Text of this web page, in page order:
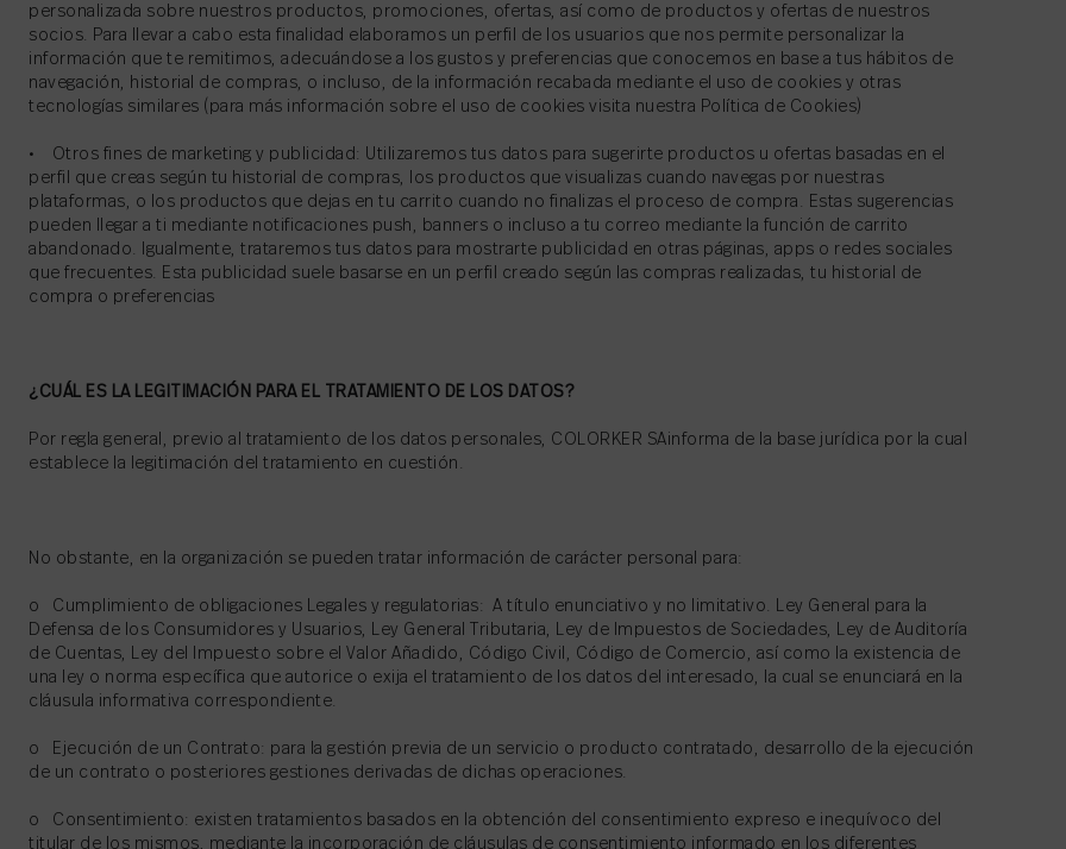
personalizada sobre nuestros productos, promociones, ofertas, así como de productos y ofertas de nuestros
socios. Para llevar a cabo esta finalidad elaboramos un perfil de los usuarios que nos permite personalizar la
información que te remitimos, adecuándose a los gustos y preferencias que conocemos en base a tus hábitos de
navegación, historial de compras, o incluso, de la información recabada mediante el uso de cookies y otras
tecnologías similares (para más información sobre el uso de cookies visita nuestra Política de Cookies)
• Otros fines de marketing y publicidad: Utilizaremos tus datos para sugerirte productos u ofertas basadas en el
perfil que creas según tu historial de compras, los productos que visualizas cuando navegas por nuestras
plataformas, o los productos que dejas en tu carrito cuando no finalizas el proceso de compra. Estas sugerencias
pueden llegar a ti mediante notificaciones push, banners o incluso a tu correo mediante la función de carrito
abandonado. Igualmente, trataremos tus datos para mostrarte publicidad en otras páginas, apps o redes sociales
que frecuentes. Esta publicidad suele basarse en un perfil creado según las compras realizadas, tu historial de
compra o preferencias
¿CUÁL ES LA LEGITIMACIÓN PARA EL TRATAMIENTO DE LOS DATOS?
Por regla general, previo al tratamiento de los datos personales, COLORKER SAinforma de la base jurídica por la cual
establece la legitimación del tratamiento en cuestión.
No obstante, en la organización se pueden tratar información de carácter personal para:
o Cumplimiento de obligaciones Legales y regulatorias: A título enunciativo y no limitativo. Ley General para la
Defensa de los Consumidores y Usuarios, Ley General Tributaria, Ley de Impuestos de Sociedades, Ley de Auditoría
de Cuentas, Ley del Impuesto sobre el Valor Añadido, Código Civil, Código de Comercio, así como la existencia de
una ley o norma específica que autorice o exija el tratamiento de los datos del interesado, la cual se enunciará en la
cláusula informativa correspondiente.
o Ejecución de un Contrato: para la gestión previa de un servicio o producto contratado, desarrollo de la ejecución
de un contrato o posteriores gestiones derivadas de dichas operaciones.
o Consentimiento: existen tratamientos basados en la obtención del consentimiento expreso e inequívoco del
titular de los mismos, mediante la incorporación de cláusulas de consentimiento informado en los diferentes